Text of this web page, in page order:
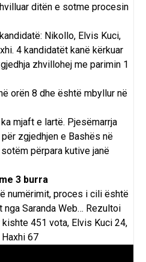
ditën e sotme procesin
Nikollo, Elvis Kuci,
4 kandidatët kanë kërkuar
zhvillohej me parimin 1
orën 8 dhe është mbyllur në
mjaft e lartë. Pjesëmarrja
zgjedhjen e Bashës në
përpara kutive janë
3 burra
numërimit, proces i cili është
Saranda Web… Rezultoi
451 vota, Elvis Kuci 24,
67